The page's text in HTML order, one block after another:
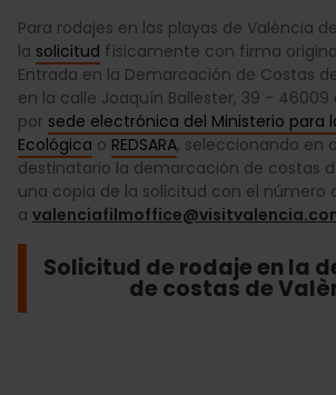
Para rodajes en las playas de València
la solicitud físicamente con firma
Entrada en la Demarcación de Costas
en la calle Joaquín Ballester, 39 - 46009
por sede electrónica del Ministerio para
Ecológica o REDSARA, seleccionando en
destinatario la demarcación de costas
una copia de la solicitud con el número
a
Solicitud de rodaje en la
de costas de